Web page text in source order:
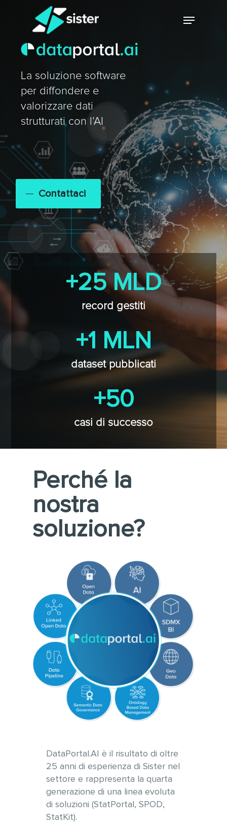
content
La soluzione software
per diffondere e
valorizzare dati
strutturati con l’AI
Contattaci
+25 MLD
record gestiti
+1 MLN
dataset pubblicati
+50
casi di successo
Perché la
nostra
soluzione?
DataPortal.AI è il risultato di oltre
25 anni di esperienza di Sister nel
settore e rappresenta la quarta
generazione di una linea evoluta
di soluzioni (StatPortal, SPOD,
StatKit).